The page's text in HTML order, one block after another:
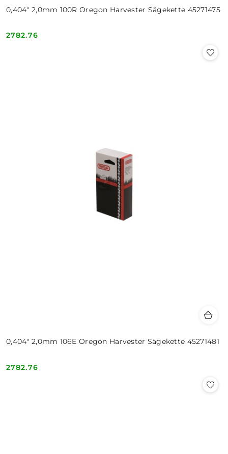
0,404" 2,0mm 100R Oregon Harvester Sägekette 45271475
Cena:
2782.76
0,404" 2,0mm 106E Oregon Harvester Sägekette 45271481
Cena:
2782.76